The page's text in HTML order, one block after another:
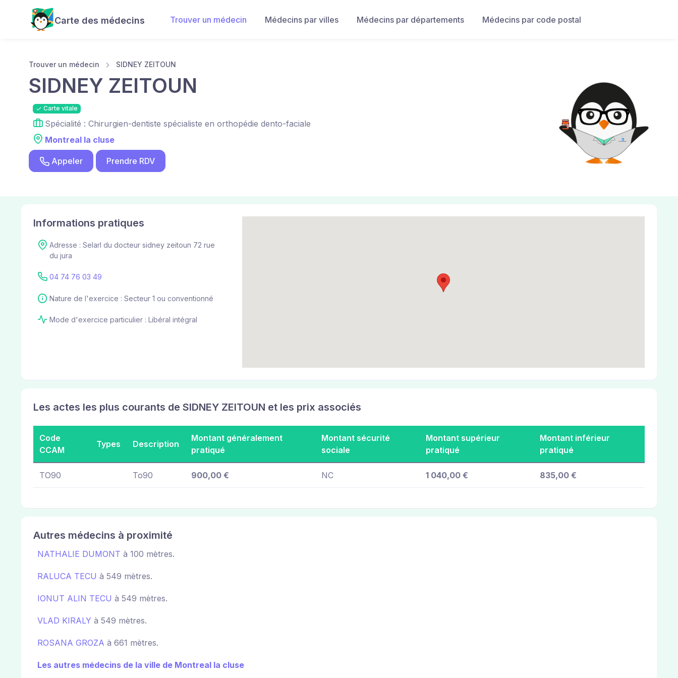
Carte des médecins Trouver un médecin Médecins par villes Médecins par départements Médecins par code postal
Trouver un médecin SIDNEY ZEITOUN
SIDNEY ZEITOUN
Carte vitale
Spécialité : Chirurgien-dentiste spécialiste en orthopédie dento-faciale
Montreal la cluse
Appeler Prendre RDV
Informations pratiques
Adresse : Selarl du docteur sidney zeitoun 72 rue
du jura
04 74 76 03 49
Nature de l'exercice : Secteur 1 ou conventionné
Mode d'exercice particulier : Libéral intégral
Les actes les plus courants de SIDNEY ZEITOUN et les prix associés
Code
CCAM
Types Description
Montant généralement
pratiqué
Montant sécurité
sociale
Montant supérieur
pratiqué
Montant inférieur
pratiqué
TO90 To90 900,00 € NC 1 040,00 € 835,00 €
Autres médecins à proximité
NATHALIE DUMONT à 100 mètres.
RALUCA TECU à 549 mètres.
IONUT ALIN TECU à 549 mètres.
VLAD KIRALY à 549 mètres.
ROSANA GROZA à 661 mètres.
Les autres médecins de la ville de Montreal la cluse